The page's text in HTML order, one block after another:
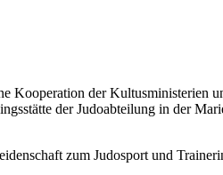
der Kultusministerien
der Judoabteilung in der
zum Judosport und